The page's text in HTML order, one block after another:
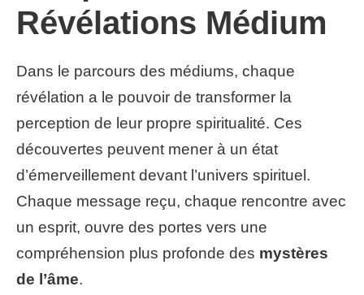
Révélations Médium
Dans le parcours des médiums, chaque
révélation a le pouvoir de transformer la
perception de leur propre spiritualité. Ces
découvertes peuvent mener à un état
d’émerveillement devant l’univers spirituel.
Chaque message reçu, chaque rencontre avec
un esprit, ouvre des portes vers une
compréhension plus profonde des mystères
de l’âme.